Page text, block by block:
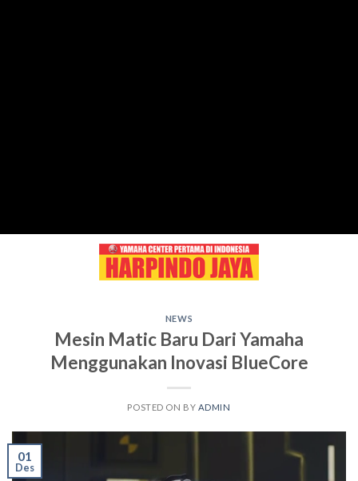
NEWS
Mesin Matic Baru Dari Yamaha
Menggunakan Inovasi BlueCore
POSTED ON BY ADMIN
01
Des